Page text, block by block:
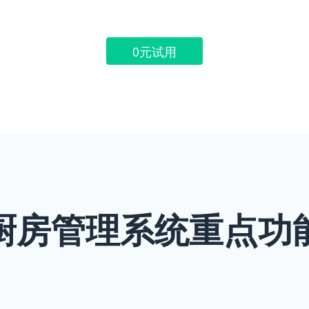
0元试用
房管理系统重点功